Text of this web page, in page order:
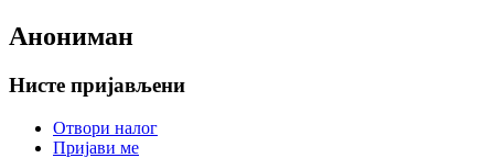
Анониман
Нисте пријављени
Отвори налог
Пријави ме